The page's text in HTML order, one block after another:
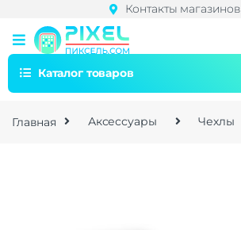
Контакты магазинов
Каталог товаров
Главная Аксессуары Чехлы